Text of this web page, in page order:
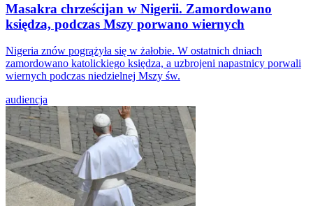
Masakra chrześcijan w Nigerii. Zamordowano
księdza, podczas Mszy porwano wiernych
Nigeria znów pogrążyła się w żałobie. W ostatnich dniach
zamordowano katolickiego księdza, a uzbrojeni napastnicy porwali
wiernych podczas niedzielnej Mszy św.
audiencja